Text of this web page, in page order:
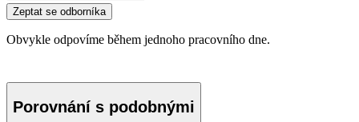
Zeptat se odborníka
Obvykle odpovíme během jednoho pracovního dne.
Porovnání s podobnými